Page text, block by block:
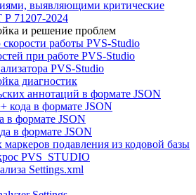
выявляющими критические
71207-2024
и решение проблем
работы PVS-Studio
при работе PVS-Studio
PVS-Studio
диагностик
аннотаций в формате JSON
кода в формате JSON
в формате JSON
в формате JSON
маркеров подавления из кодовой базы
PVS_STUDIO
Settings.xml